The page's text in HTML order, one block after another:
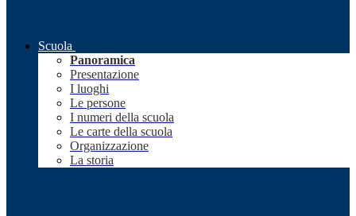
Scuola
Panoramica
Presentazione
I luoghi
Le persone
I numeri della scuola
Le carte della scuola
Organizzazione
La storia